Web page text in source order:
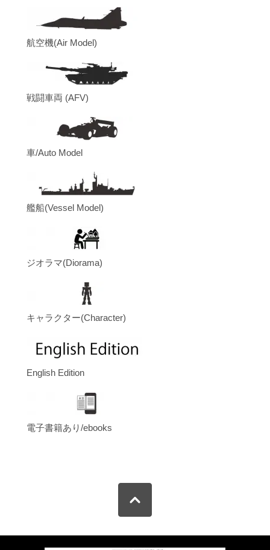
航空機(Air Model)
戦闘車両 (AFV)
車/Auto Model
艦船(Vessel Model)
ジオラマ(Diorama)
キャラクター(Character)
English Edition
電子書籍あり/ebooks